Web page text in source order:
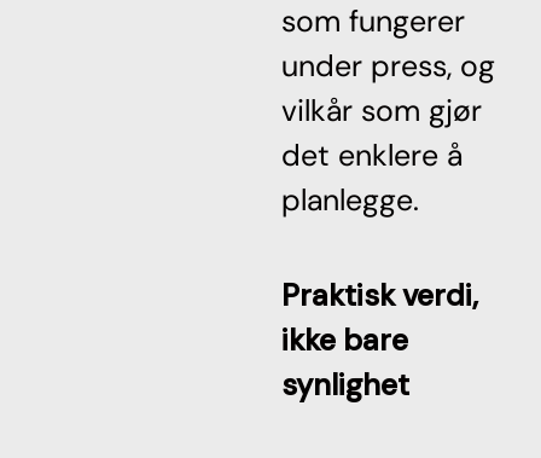
som fungerer
under press, og
vilkår som gjør
det enklere å
planlegge.
Praktisk verdi,
ikke bare
synlighet